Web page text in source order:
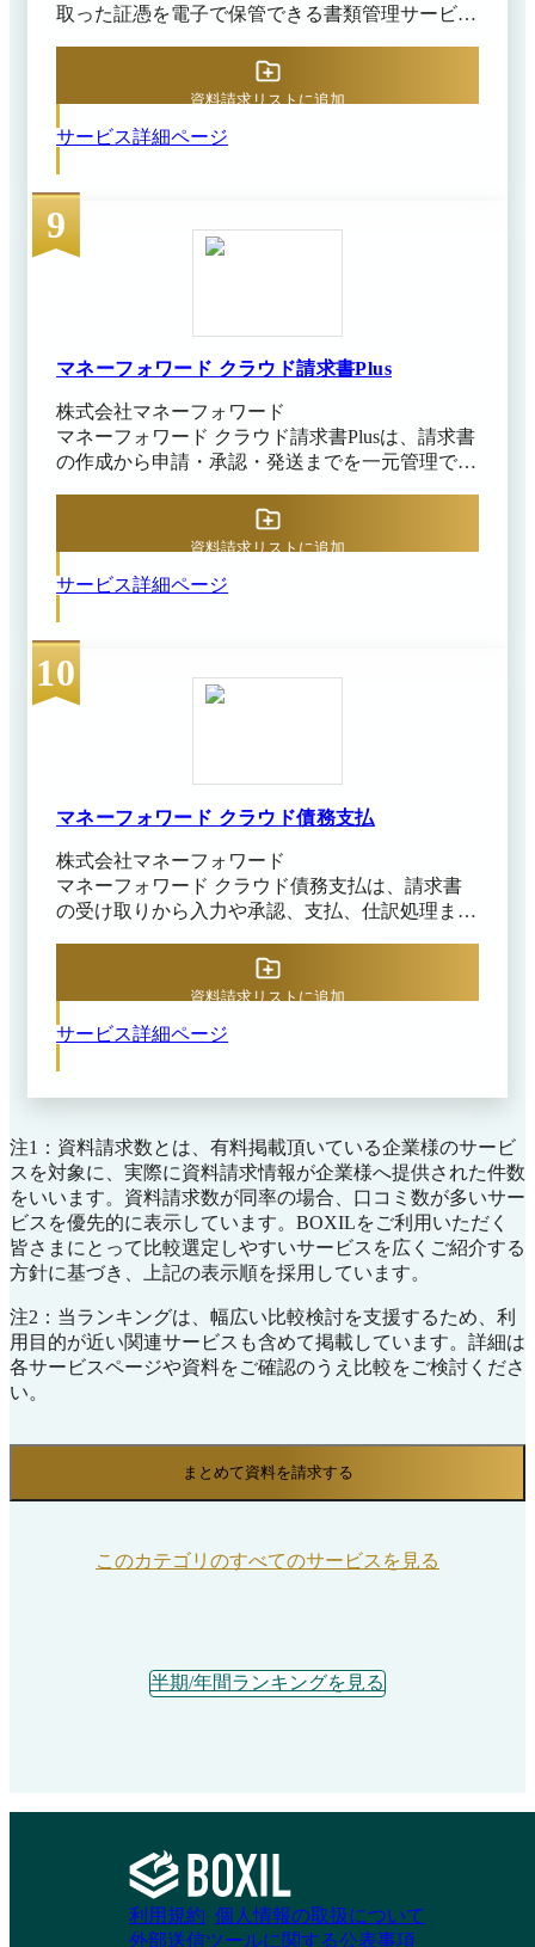
取った証憑を電子で保管できる書類管理サービス
書、自社独自の証憑までを電子データとして一元
的に保存する用途に特化した設計思想を持ちま
保管する仕組みを整えたい経理・管理部門や、電
す。 専用のメールアドレスやWebサイト、直接の
アップロード、外部ストレージとの連携など複数
の方法で書類を取り込め、取引先に特別な負担を
かけずに証憑を集約できます。保管した書類は書
す。支出管理の全体をいきなり刷新するのではな
く、証憑の保存から無理のない範囲で電子化を始
として、証憑の電子保管から着実に運用を始めら
れるサービスです。
サービス詳細ページ
資料請求リストに追加
9
マネーフォワード クラウド請求書Plus
株式会社マネーフォワード
マネーフォワード クラウド請求書Plusは、請求書
の作成から申請・承認・発送までを一元管理でき
部統制の強化に伴い、請求業務の効率化や属人化
の解消を目指す営業事務・経理担当者向けに設計
して受注データを取り込めるため、手入力を最小
契約期間に応じた分割請求や請求先ごとの合算請
求など、複雑な請求パターンにも対応しており、
多様な請求業務を効率的に運用できる点が特徴で
す。さらに、申請・承認ワークフローを設定する
た売上仕訳はクラウド会計サービスへ連携できる
ため、請求から会計処理までの業務をシームレス
保存法にも対応しており、業務の標準化やガバナ
ンス強化を進めたい成長企業や、上場を見据えた
企業の請求業務を支援するシステムです。
サービス詳細ページ
資料請求リストに追加
10
マネーフォワード クラウド債務支払
株式会社マネーフォワード
マネーフォワード クラウド債務支払は、請求書
の受け取りから入力や承認、支払、仕訳処理まで
も対応しており、AI-OCRで支払先や金額等の必
また、履歴を参照した自動補完や承認後の振込デ
ローで法対応の手間を省き、組織全体のバックオ
フィス業務をスムーズに繋ぎます。
サービス詳細ページ
資料請求リストに追加
注1：資料請求数とは、有料掲載頂いている企業様のサービ
スを対象に、実際に資料請求情報が企業様へ提供された件数
をいいます。資料請求数が同率の場合、口コミ数が多いサー
ビスを優先的に表示しています。BOXILをご利用いただく
皆さまにとって比較選定しやすいサービスを広くご紹介する
方針に基づき、上記の表示順を採用しています。
注2：当ランキングは、幅広い比較検討を支援するため、利
用目的が近い関連サービスも含めて掲載しています。詳細は
各サービスページや資料をご確認のうえ比較をご検討くださ
い。
まとめて資料を請求する
このカテゴリのすべてのサービスを見る
半期/年間ランキングを見る
利用規約 個人情報の取扱について
外部送信ツールに関する公表事項